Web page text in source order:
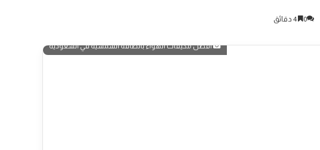
0 4 دقائق
أفضل مكيفات الهواء بالطاقة الشمسية في السعودية